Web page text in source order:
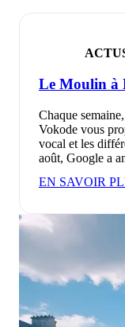
Le Moulin à
Chaque
Vokode vous
vocal et les
août, Google a
EN SAVOIR